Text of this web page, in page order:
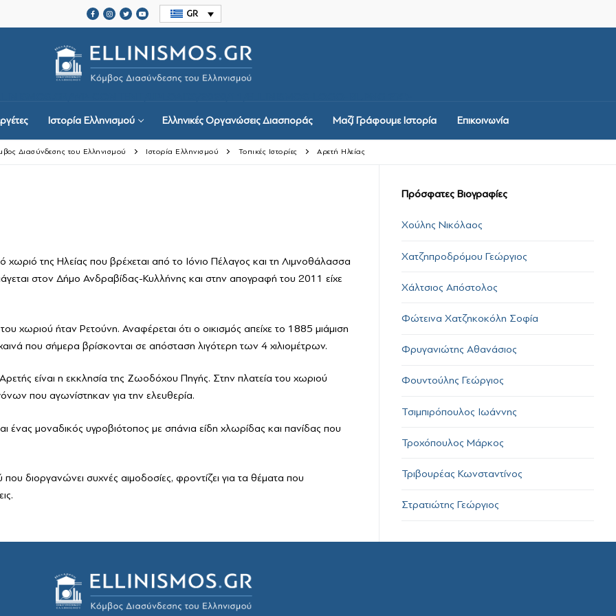
GR
Ιστορία Ελληνισμού Ελληνικές Οργανώσεις Διασποράς Μαζί Γράφουμε Ιστορία Επικοινωνία
Διασποράς
Διασύνδεσης του Ελληνισμού Ιστορία Ελληνισμού Τοπικές Ιστορίες Αρετή Ηλείας
χωριό της Ηλείας που βρέχεται από το Ιόνιο Πέλαγος και τη Λιμνοθάλασσα
στον Δήμο Ανδραβίδας-Κυλλήνης και στην απογραφή του 2011 είχε
χωριού ήταν Ρετούνη. Αναφέρεται ότι ο οικισμός απείχε το 1885 μιάμιση
που σήμερα βρίσκονται σε απόσταση λιγότερη των 4 χιλιομέτρων.
είναι η εκκλησία της Ζωοδόχου Πηγής. Στην πλατεία του χωριού
που αγωνίστηκαν για την ελευθερία.
ένας μοναδικός υγροβιότοπος με σπάνια είδη χλωρίδας και πανίδας που
που διοργανώνει συχνές αιμοδοσίες, φροντίζει για τα θέματα που
Πρόσφατες Βιογραφίες
Χούλης Νικόλαος
Χατζηπροδρόμου Γεώργιος
Χάλτσιος Απόστολος
Φώτεινα Χατζηκοκόλη Σοφία
Φρυγανιώτης Αθανάσιος
Φουντούλης Γεώργιος
Τσιμπιρόπουλος Ιωάννης
Τροχόπουλος Μάρκος
Τριβουρέας Κωνσταντίνος
Στρατιώτης Γεώργιος